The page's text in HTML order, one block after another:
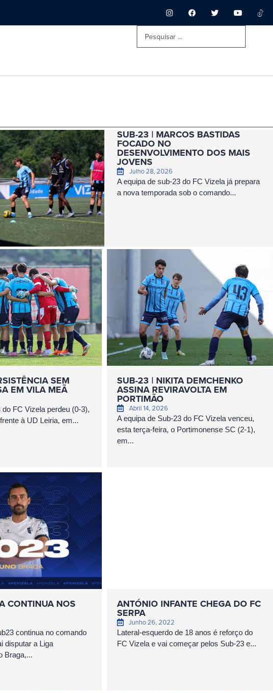
SUB-23 | MARCOS BASTIDAS
FOCADO NO
DESENVOLVIMENTO DOS MAIS
JOVENS
Julho 28, 2026
A equipa de sub-23 do FC Vizela já prepara
a nova temporada sob o comando...
SEM
EM VILA MEÃ
do FC Vizela perdeu (0-3),
à UD Leiria, em...
SUB-23 | NIKITA DEMCHENKO
ASSINA REVIRAVOLTA EM
PORTIMÃO
Abril 14, 2026
A equipa de Sub-23 do FC Vizela venceu,
esta terça-feira, o Portimonense SC (2-1),
em...
CONTINUA NOS
continua no comando
disputar a Liga
Braga,...
ANTÓNIO INFANTE CHEGA DO FC
SERPA
Junho 26, 2022
Lateral-esquerdo de 18 anos é reforço do
FC Vizela e vai começar pelos Sub-23 e...